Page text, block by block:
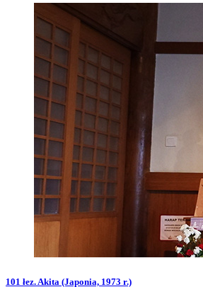
101 łez. Akita (Japonia, 1973 r.)